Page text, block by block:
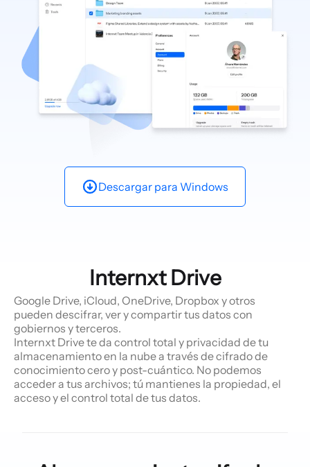
Descargar para Windows
Internxt Drive
Google Drive, iCloud, OneDrive, Dropbox y otros
pueden descifrar, ver y compartir tus datos con
gobiernos y terceros.
Internxt Drive te da control total y privacidad de tu
almacenamiento en la nube a través de cifrado de
conocimiento cero y post-cuántico. No podemos
acceder a tus archivos; tú mantienes la propiedad, el
acceso y el control total de tus datos.